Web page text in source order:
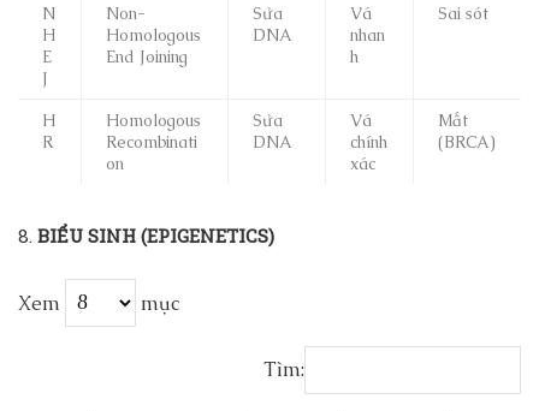
N
H
E
J
Non-
Homologous
End Joining
Sửa
DNA
Vá
nhan
h
Sai sót
H
R
Homologous
Recombinati
on
Sửa
DNA
Vá
chính
xác
Mất
(BRCA)
8. BIỂU SINH (EPIGENETICS)
Xem mục
Tìm: